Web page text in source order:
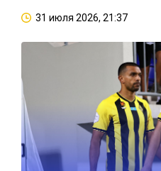
31 июля 2026, 21:37